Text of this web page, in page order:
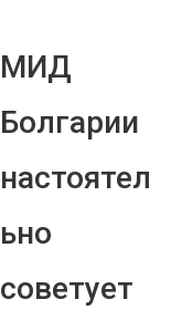
МИД
Болгарии
настоятел
ьно
советует